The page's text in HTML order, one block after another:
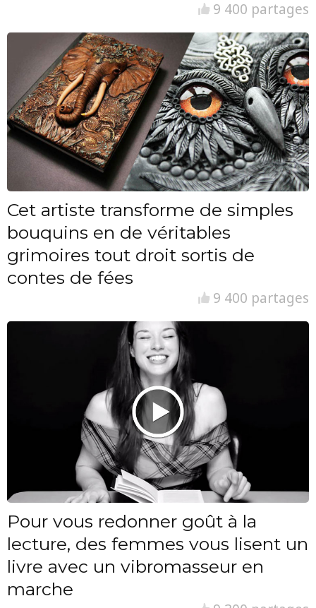
9 400 partages
Cet artiste transforme de simples
bouquins en de véritables
grimoires tout droit sortis de
contes de fées
9 400 partages
Pour vous redonner goût à la
lecture, des femmes vous lisent un
livre avec un vibromasseur en
marche